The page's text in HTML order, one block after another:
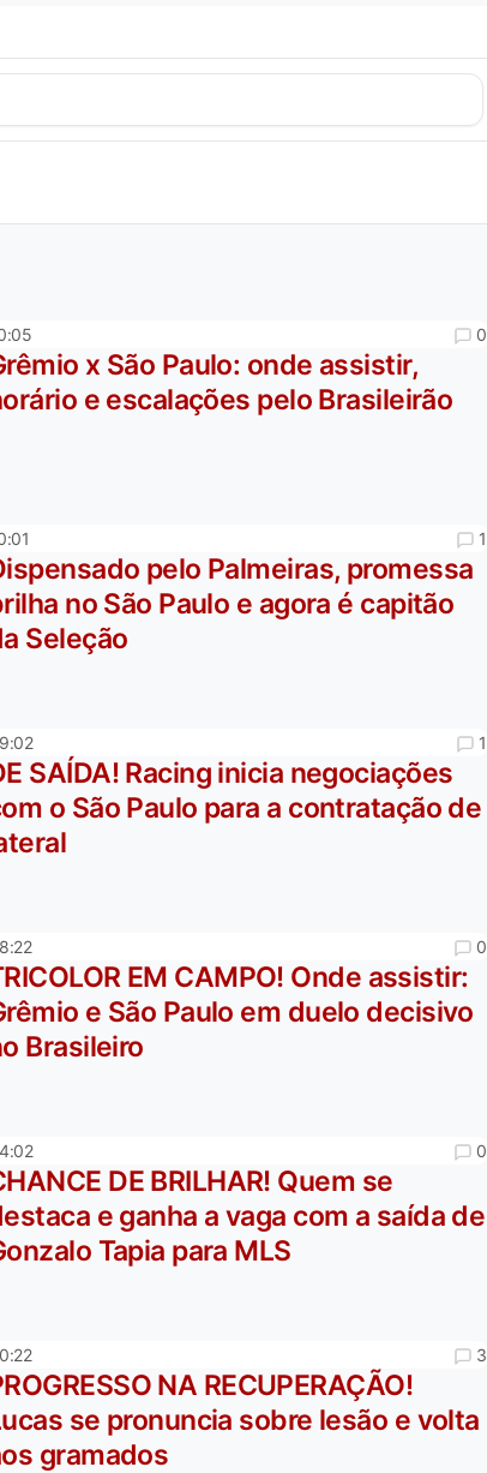
0
x São Paulo: onde assistir,
e escalações pelo Brasileirão
1
pelo Palmeiras, promessa
no São Paulo e agora é capitão
Seleção
1
SAÍDA! Racing inicia negociações
o São Paulo para a contratação de
0
EM CAMPO! Onde assistir:
e São Paulo em duelo decisivo
Brasileiro
0
DE BRILHAR! Quem se
e ganha a vaga com a saída de
Tapia para MLS
3
NA RECUPERAÇÃO!
se pronuncia sobre lesão e volta
gramados